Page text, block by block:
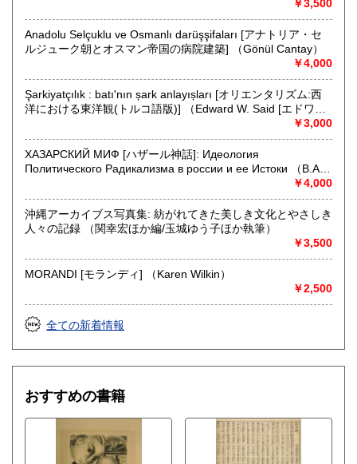
大阪はもとより兵庫、京都、奈良の他、全国の大学や、
遠方の方もまずはお気軽にご相談ください。
歴史、仏教などの学術書や近現代美術、古美術、写真集など
文芸書、古典籍の他、幅広い分野を取扱っております。
お身内やご友人などご自身のものでなく書籍の内容等詳しい
事が分らない場合でも、
スタッフが丁寧に対応致しますので安心してご相談くださ
い。
本の種類や量によって適切な買取方法をお知らせ致します。
哲学宗教、歴史、美術工芸、古典籍、趣味
￥3,500
Anadolu Selçuklu ve Osmanlı darüşşifaları [アナトリア・セ
ルジューク朝とオスマン帝国の病院建築] （Gönül Cantay）
￥4,000
Şarkiyatçılık : batı'nın șark anlayıșları [オリエンタリズム:西
洋における東洋観(トルコ語版)] （Edward W. Said [エドワー
￥3,000
ХАЗАРСКИЙ МИФ [ハザール神話]: Идеология
Политического Радикализма в россии и ее Истоки （В.А.
￥4,000
沖縄アーカイブス写真集: 紡がれてきた美しき文化とやさしき
人々の記録 （関幸宏ほか編/玉城ゆう子ほか執筆）
￥3,500
MORANDI [モランディ] （Karen Wilkin）
￥2,500
全ての新着情報
おすすめの書籍